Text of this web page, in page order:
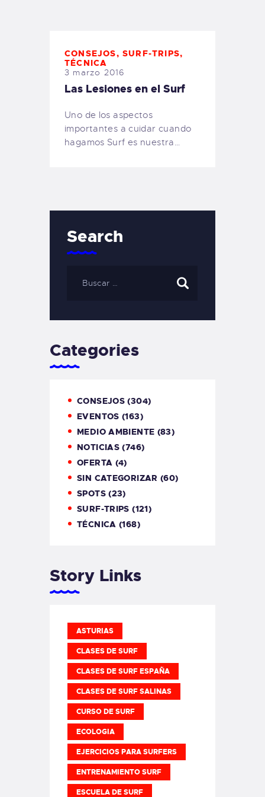
CONSEJOS,SURF-TRIPS,
TÉCNICA
3 marzo 2016
Las Lesiones en el Surf
Uno de los aspectos
importantes a cuidar cuando
hagamos Surf es nuestra…
Search
Categories
CONSEJOS (304)
EVENTOS (163)
MEDIO AMBIENTE (83)
NOTICIAS (746)
OFERTA (4)
SIN CATEGORIZAR (60)
SPOTS(23)
SURF-TRIPS (121)
TÉCNICA (168)
Story Links
ASTURIAS
CLASES DE SURF
CLASES DE SURF ESPAÑA
CLASES DE SURF SALINAS
CURSO DE SURF
ECOLOGIA
EJERCICIOS PARA SURFERS
ENTRENAMIENTO SURF
ESCUELA DE SURF